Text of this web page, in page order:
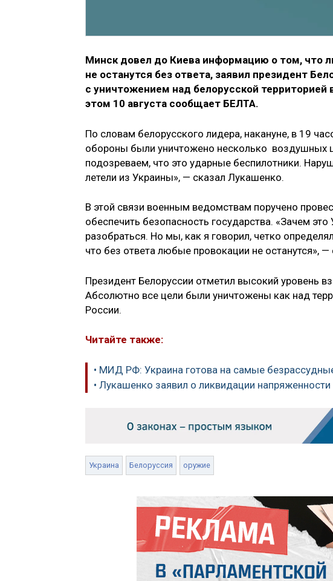
Минск довел до Киева информацию о том, что
не останутся без ответа, заявил президент
с уничтожением над белорусской
этом 10 августа сообщает БЕЛТА.
По словам белорусского лидера, накануне, в 19
обороны были уничтожено несколько воздушных
подозреваем, что это ударные беспилотники.
летели из Украины», — сказал Лукашенко.
В этой связи военным ведомствам поручено
обеспечить безопасность государства. «Зачем
разобраться. Но мы, как я говорил, четко
что без ответа любые провокации не останутся», —
Президент Белоруссии отметил высокий уровень
Абсолютно все цели были уничтожены как над
России.
Читайте также:
• МИД РФ: Украина готова на самые
• Лукашенко заявил о ликвидации напряженности
Украина Белоруссия оружие